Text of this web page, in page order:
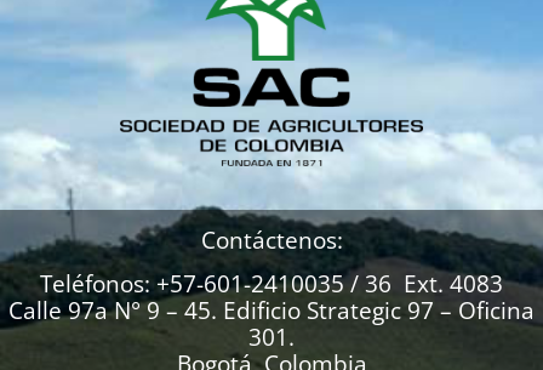
Contáctenos:
Teléfonos: +57-601-2410035 / 36 Ext. 4083
Calle 97a N° 9 – 45. Edificio Strategic 97 – Oficina
301.
Bogotá, Colombia